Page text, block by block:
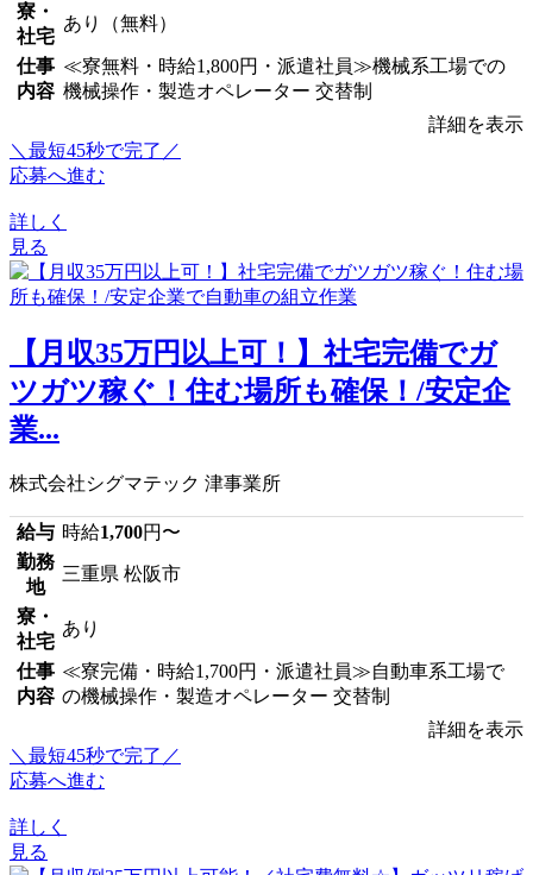
寮・
社宅
あり（無料）
仕事
内容
≪寮無料・時給1,800円・派遣社員≫機械系工場での
機械操作・製造オペレーター 交替制
詳細を表示
＼最短45秒で完了／
応募へ進む
詳しく
見る
【月収35万円以上可！】社宅完備でガ
ツガツ稼ぐ！住む場所も確保！/安定企
業...
株式会社シグマテック 津事業所
給与 時給1,700円〜
勤務
地
三重県 松阪市
寮・
社宅
あり
仕事
内容
≪寮完備・時給1,700円・派遣社員≫自動車系工場で
の機械操作・製造オペレーター 交替制
詳細を表示
＼最短45秒で完了／
応募へ進む
詳しく
見る